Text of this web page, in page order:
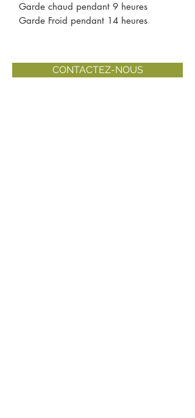
Garde chaud pendant 9 heures
Garde Froid pendant 14 heures
CONTACTEZ-NOUS